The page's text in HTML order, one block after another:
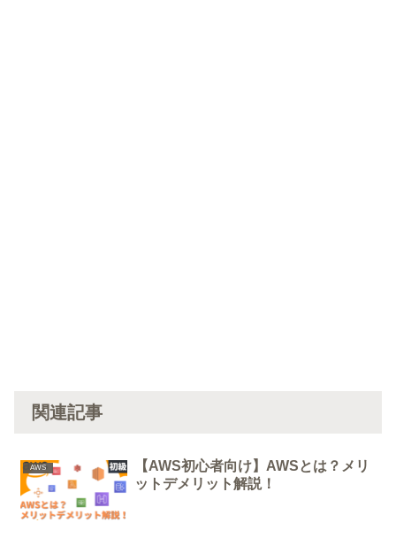
関連記事
AWS
【AWS初心者向け】AWSとは？メリ
ットデメリット解説！